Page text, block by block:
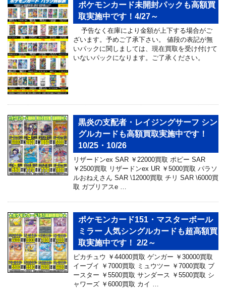
ポケモンカード未開封パックも高額買
取実施中です！4/27～
予告なく在庫により金額が上下する場合がご
ざいます。予めご了承下さい。 値段の表記が無
いパックに関しましては、現在買取を受け付けて
いないパックになります。ご了承ください。
黒炎の支配者・レイジングサーフ シン
グルカードも高額買取実施中です！
10/25・10/26
リザードンex SAR ￥22000買取 ポピー SAR
￥2500買取 リザードンex UR ￥5000買取 パラソ
ルおねえさん SAR \12000買取 チリ SAR \6000買
取 ガブリアスe …
ポケモンカード151・マスターボール
ミラー 人気シングルカードも超高額買
取実施中です！ 2/2～
ピカチュウ ￥44000買取 ゲンガー ￥30000買取
イーブイ ￥7000買取 ミュウツー ￥7000買取 ブ
ースター ￥5500買取 サンダース ￥5500買取 シ
ャワーズ ￥6000買取 カイ …